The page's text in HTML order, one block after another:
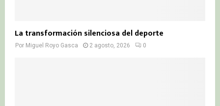
La transformación silenciosa del deporte
Por Miguel Royo Gasca 2 agosto, 2026 0